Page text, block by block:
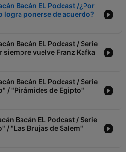
Bacán EL Podcast /¿Por
logra ponerse de acuerdo?
Bacán EL Podcast / Serie
vuelve Franz Kafka
Bacán EL Podcast / Serie
/ "Pirámides de Egipto"
Bacán EL Podcast / Serie
/ "Las Brujas de Salem"